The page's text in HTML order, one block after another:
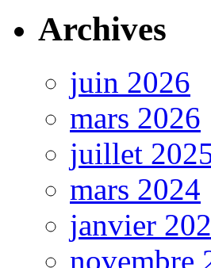
Archives
juin 2026
mars 2026
juillet
mars 2024
janvier
novembre